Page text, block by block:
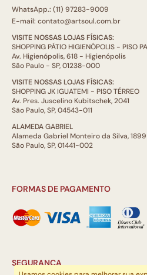
WhatsApp.: (11) 97283-9009
E-mail: contato@artsoul.com.br
VISITE NOSSAS LOJAS FÍSICAS:
SHOPPING PÁTIO HIGIENÓPOLIS - PISO
Av. Higienópolis, 618 - Higienópolis
São Paulo - SP, 01238-000
VISITE NOSSAS LOJAS FÍSICAS:
SHOPPING JK IGUATEMI - PISO TÉRREO
Av. Pres. Juscelino Kubitschek, 2041
São Paulo, SP, 04543-011
ALAMEDA GABRIEL
Alameda Gabriel Monteiro da Silva, 1899
São Paulo, SP, 01441-002
FORMAS DE PAGAMENTO
SEGURANÇA